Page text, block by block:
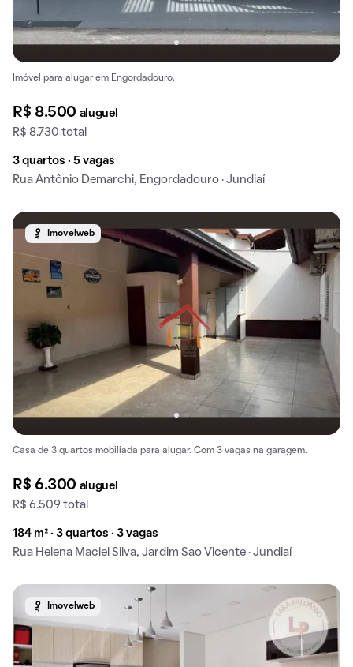
Imóvel para alugar em Engordadouro.
R$ 8.500 aluguel
R$ 8.730 total
3 quartos · 5 vagas
Rua Antônio Demarchi, Engordadouro · Jundiaí
Imovelweb
Casa de 3 quartos mobiliada para alugar. Com 3 vagas na garagem.
R$ 6.300 aluguel
R$ 6.509 total
184 m² · 3 quartos · 3 vagas
Rua Helena Maciel Silva, Jardim Sao Vicente · Jundiaí
Imovelweb